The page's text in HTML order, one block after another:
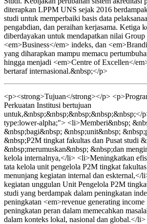
diterapkan LPPM UNS sejak 2016
studi untuk memperbaiki basis data
pengabdian, dan peraihan kerjasama. Ketiga
diberdayakan untuk mendapatkan nilai Group
<em>Business</em> indeks, dan
yang diharapkan mampu memacu
hingga menjadi <em>Centre of Excellen</
bertaraf internasional.&nbsp;</p>
<p><strong>Tujuan</strong></p>
Perkuatan Institusi bertujuan
untuk,&nbsp;&nbsp;&nbsp;&nbsp;&nbsp;</
type:lower-alpha;"> <li>Memberi&nbsp;
&nbsp;bagi&nbsp; &nbsp;unit&nbsp;
&nbsp;P2M tingkat fakultas dan Pusat studi
&nbsp;merumuskan&nbsp; &nbsp;dan
kelola internalnya,</li> <li>Meningkatkan
tata kelola unit pengelola P2M tingkat
menunjang kegiatan internal dan
kegiatan unggulan Unit Pengelola P2M
studi yang berdampak dalam peningkatan
peningkatan <em>revenue generating income
peningkatan peran dalam memecahkan
dalam konteks lokal, nasional dan global.</